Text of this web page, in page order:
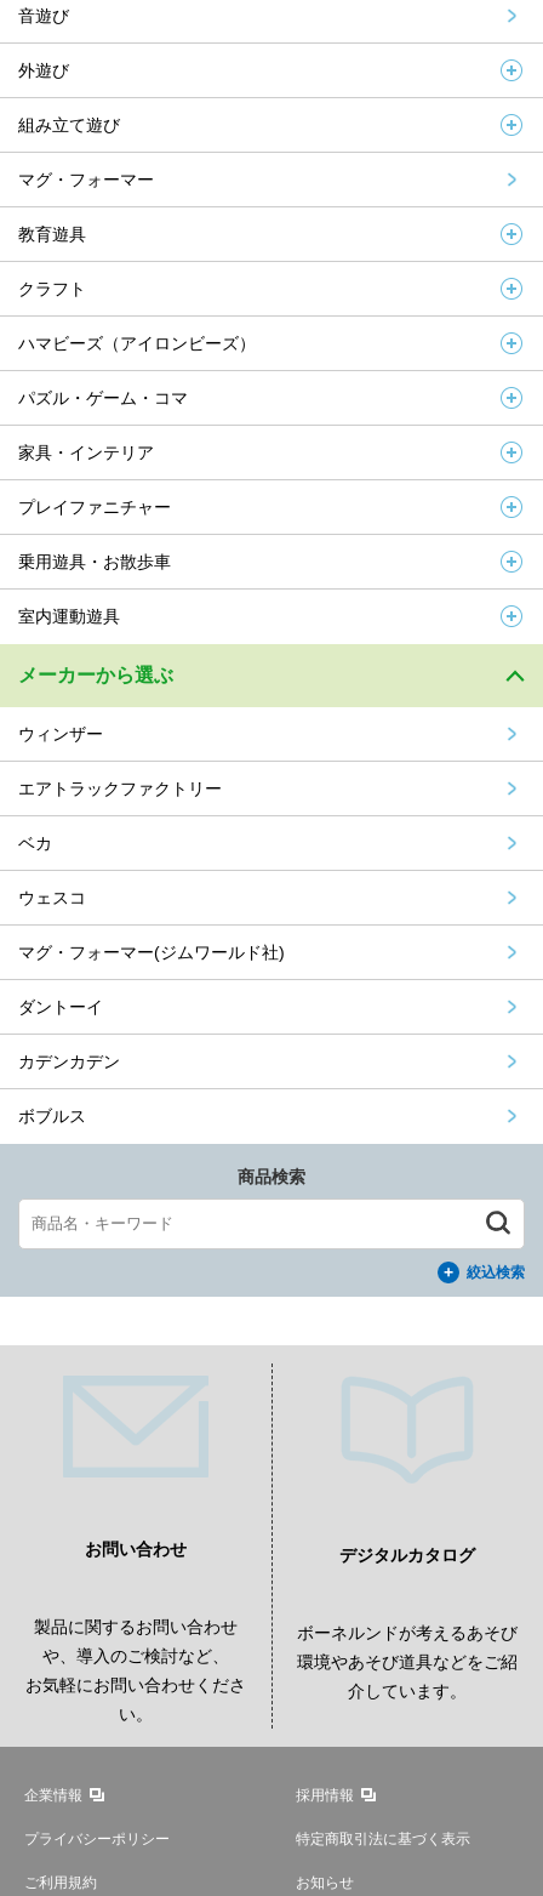
音遊び
外遊び
組み立て遊び
マグ・フォーマー
教育遊具
クラフト
ハマビーズ（アイロンビーズ）
パズル・ゲーム・コマ
家具・インテリア
プレイファニチャー
乗用遊具・お散歩車
室内運動遊具
メーカーから選ぶ
ウィンザー
エアトラックファクトリー
ベカ
ウェスコ
マグ・フォーマー(ジムワールド社)
ダントーイ
カデンカデン
ボブルス
商品検索
絞込検索
お問い合わせ
製品に関するお問い合わせ
や、導入のご検討など、
お気軽にお問い合わせくださ
い。
デジタルカタログ
ボーネルンドが考えるあそび
環境やあそび道具などをご紹
介しています。
企業情報 採用情報
プライバシーポリシー 特定商取引法に基づく表示
ご利用規約 お知らせ